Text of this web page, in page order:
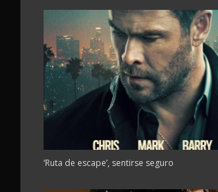
‘Ruta de escape’, sentirse seguro